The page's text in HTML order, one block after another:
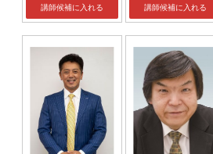
講師候補に入れる 講師候補に入れる